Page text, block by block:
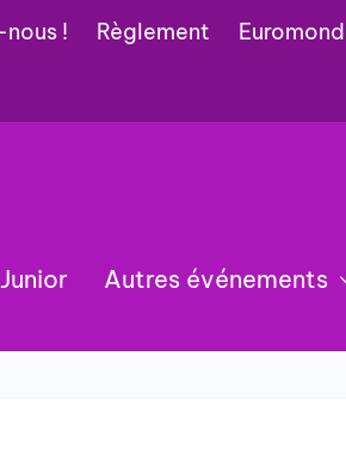
! Règlement
Autres événements